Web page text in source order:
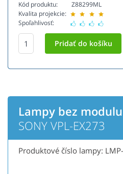
Kód produktu:
Kvalita projekcie:
Spoľahlivosť:
Z88299ML
Lampy bez modulu
SONY VPL-EX273
Produktové číslo lampy: